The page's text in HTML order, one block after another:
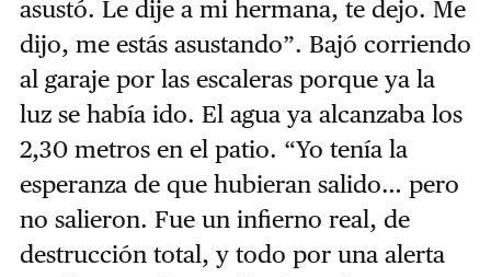
asustó. Le dije a mi hermana, te dejo. Me
dijo, me estás asustando”. Bajó corriendo
al garaje por las escaleras porque ya la
luz se había ido. El agua ya alcanzaba los
2,30 metros en el patio. “Yo tenía la
esperanza de que hubieran salido… pero
no salieron. Fue un infierno real, de
destrucción total, y todo por una alerta